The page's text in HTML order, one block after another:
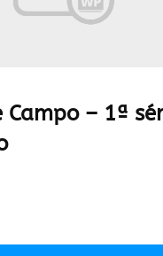
Campo – 1ª